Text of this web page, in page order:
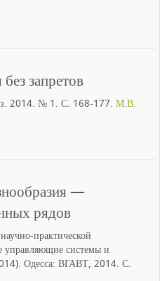
запретов
2014. № 1. С. 168-177. М.В.
—
рядов
практической
системы и
Одесса: ВГАВТ, 2014. С.